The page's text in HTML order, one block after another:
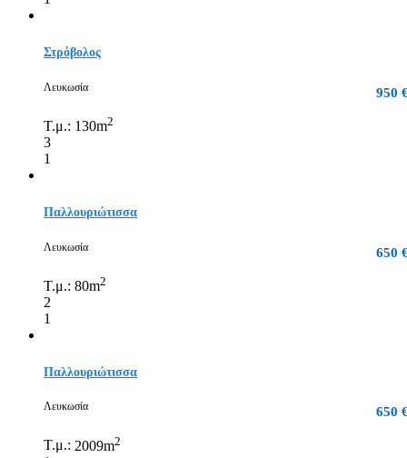
Στρόβολος
Λευκωσία 950
Τ.μ.: 130m2
3
1
Παλλουριώτισσα
Λευκωσία 650
Τ.μ.: 80m2
2
1
Παλλουριώτισσα
Λευκωσία 650
Τ.μ.: 2009m2